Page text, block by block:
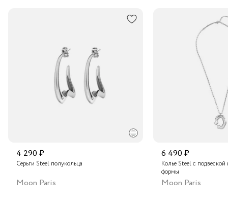
Подробнее о сроках доставки
4 290 ₽
Серьги Steel полукольца
Moon Paris
6 490 ₽
Колье Steel с
формы
Moon Paris